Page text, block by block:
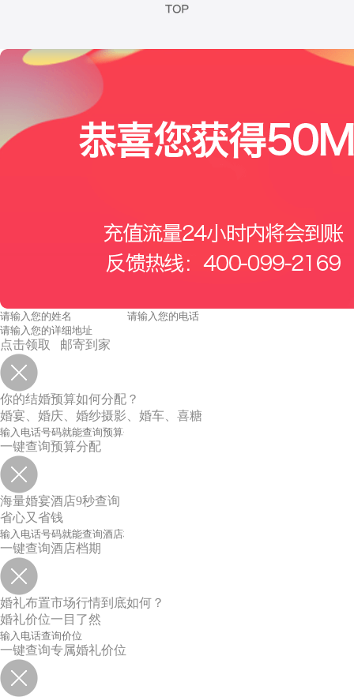
点击领取 邮寄到家
你的结婚预算如何分配？
婚宴、婚庆、婚纱摄影、婚车、喜糖
一键查询预算分配
海量婚宴酒店9秒查询
省心又省钱
一键查询酒店档期
婚礼布置市场行情到底如何？
婚礼价位一目了然
一键查询专属婚礼价位